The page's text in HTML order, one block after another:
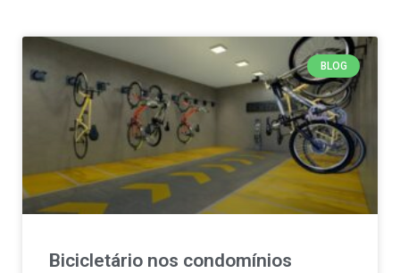
BLOG
Bicicletário nos condomínios